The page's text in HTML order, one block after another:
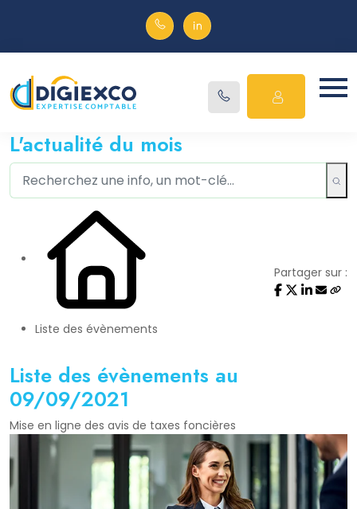
L'actualité du mois
Liste des évènements
Partager sur :
Liste des évènements au
09/09/2021
Mise en ligne des avis de taxes foncières